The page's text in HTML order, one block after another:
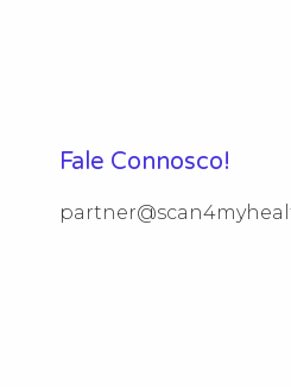
Fale Connosco!